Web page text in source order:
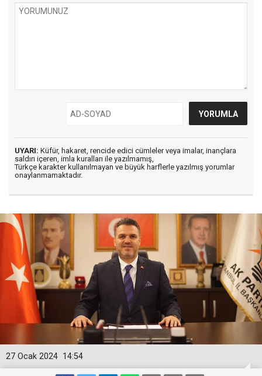
UYARI: Küfür, hakaret, rencide edici cümleler veya imalar, inançlara
saldırı içeren, imla kuralları ile yazılmamış,
Türkçe karakter kullanılmayan ve büyük harflerle yazılmış yorumlar
onaylanmamaktadır.
14:54
27 Ocak 2024